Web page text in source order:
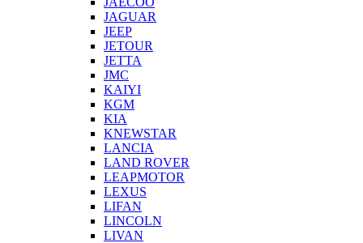
JAGUAR
JEEP
JETOUR
JETTA
JMC
KAIYI
KGM
KIA
KNEWSTAR
LANCIA
LAND ROVER
LEAPMOTOR
LEXUS
LIFAN
LINCOLN
LIVAN